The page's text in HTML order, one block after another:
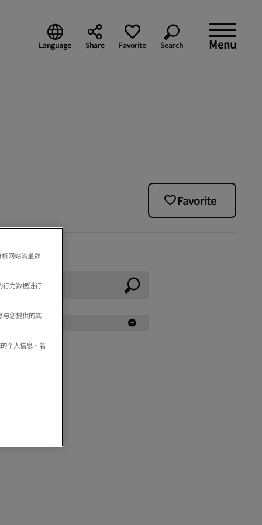
Language Share Favorite Search Menu
Favorite
网站流量数
行为数据进行
与您提供的其
个人信息。若